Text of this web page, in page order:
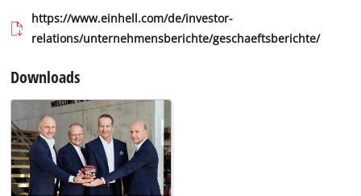
https://www.einhell.com/de/investor-
relations/unternehmensberichte/geschaeftsberichte/
Downloads